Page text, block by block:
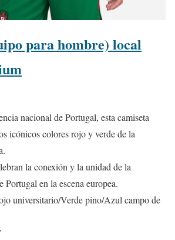
para hombre) local
nacional de Portugal, esta camiseta
icónicos colores rojo y verde de la
la conexión y la unidad de la
Portugal en la escena europea.
universitario/Verde pino/Azul campo de